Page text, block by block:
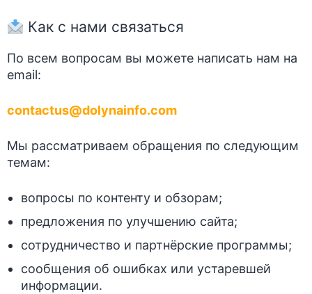
Как с нами связаться
По всем вопросам вы можете написать нам на
email:
contactus@dolynainfo.com
Мы рассматриваем обращения по следующим
темам:
вопросы по контенту и обзорам;
предложения по улучшению сайта;
сотрудничество и партнёрские программы;
сообщения об ошибках или устаревшей
информации.